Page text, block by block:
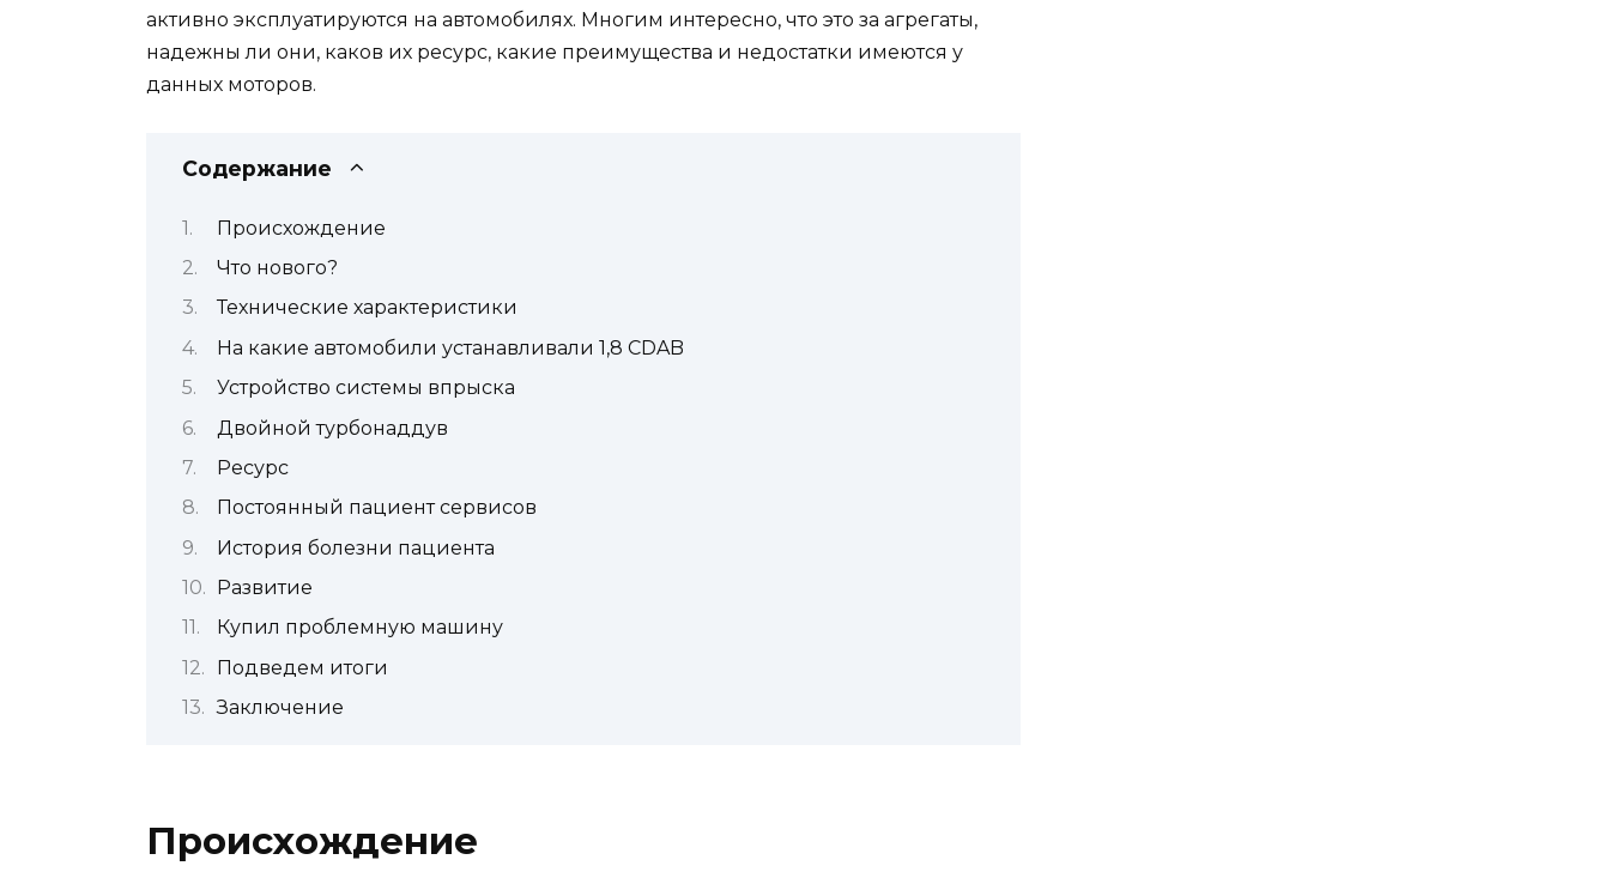
активно эксплуатируются на автомобилях. Многим интересно, что это за агрегаты,
надежны ли они, каков их ресурс, какие преимущества и недостатки имеются у
данных моторов.
Содержание
Происхождение
Что нового?
Технические характеристики
На какие автомобили устанавливали 1,8 CDAB
Устройство системы впрыска
Двойной турбонаддув
Ресурс
Постоянный пациент сервисов
История болезни пациента
Развитие
Купил проблемную машину
Подведем итоги
Заключение
Происхождение